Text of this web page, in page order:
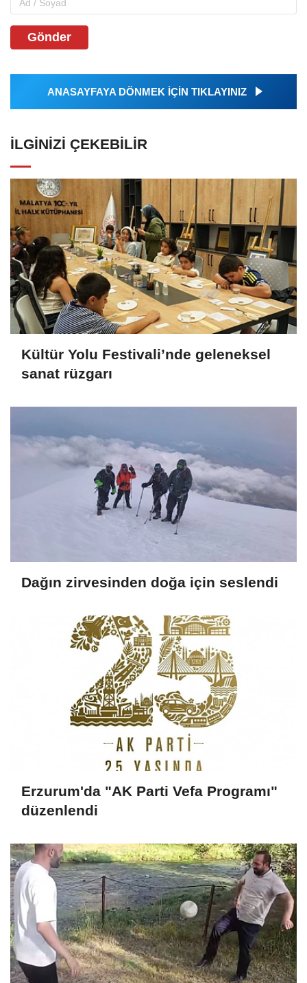
Gönder
ANASAYFAYA DÖNMEK İÇİN TIKLAYINIZ
İLGINIZI ÇEKEBILIR
Kültür Yolu Festivali’nde geleneksel
sanat rüzgarı
Dağın zirvesinden doğa için seslendi
Erzurum'da "AK Parti Vefa Programı"
düzenlendi